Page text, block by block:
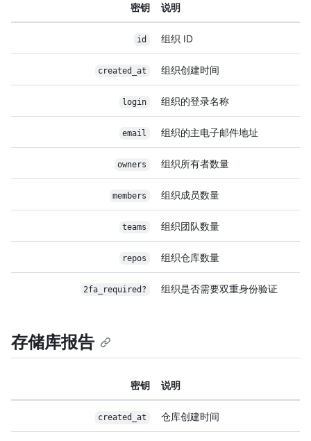
密钥 说明
id 组织 ID
created_at 组织创建时间
login 组织的登录名称
email 组织的主电子邮件地址
owners 组织所有者数量
members 组织成员数量
teams 组织团队数量
repos 组织仓库数量
2fa_required? 组织是否需要双重身份验证
存储库报告
密钥 说明
created_at 仓库创建时间